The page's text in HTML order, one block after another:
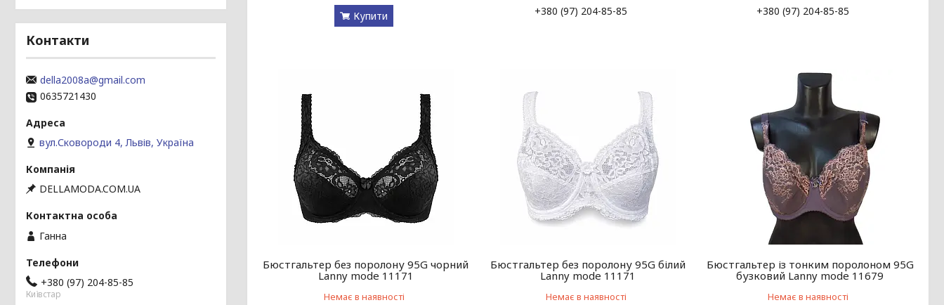
Купити +380 (97) 204-85-85 +380 (97) 204-85-85
Бюстгальтер без поролону 95G чорний
Lanny mode 11171
Немає в наявності
Бюстгальтер без поролону 95G білий
Lanny mode 11171
Немає в наявності
Бюстгальтер із тонким поролоном 95G
бузковий Lanny mode 11679
Немає в наявності
Контакти
della2008a@gmail.com
0635721430
вул.Сковороди 4, Львів, Україна
DELLAMODA.COM.UA
Ганна
+380 (97) 204-85-85
Київстар